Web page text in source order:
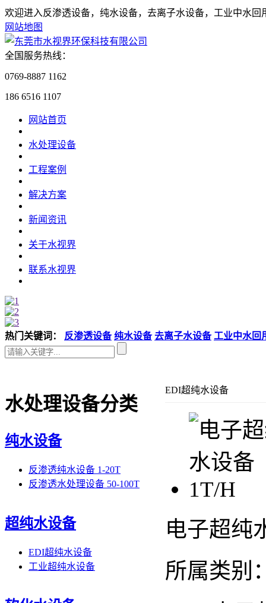
欢迎进入反渗透设备，纯水设备，去离子水设备，工业中水
网站地图
全国服务热线：
0769-8887 1162
186 6516 1107
网站首页
水处理设备
工程案例
解决方案
新闻资讯
关于水视界
联系水视界
热门关键词： 反渗透设备 纯水设备 去离子水设备 工业中水回
水处理设备分类
纯水设备
反渗透纯水设备 1-20T
反渗透水处理设备 50-100T
超纯水设备
EDI超纯水设备
工业超纯水设备
EDI超纯水设备
电子超纯
所属类别